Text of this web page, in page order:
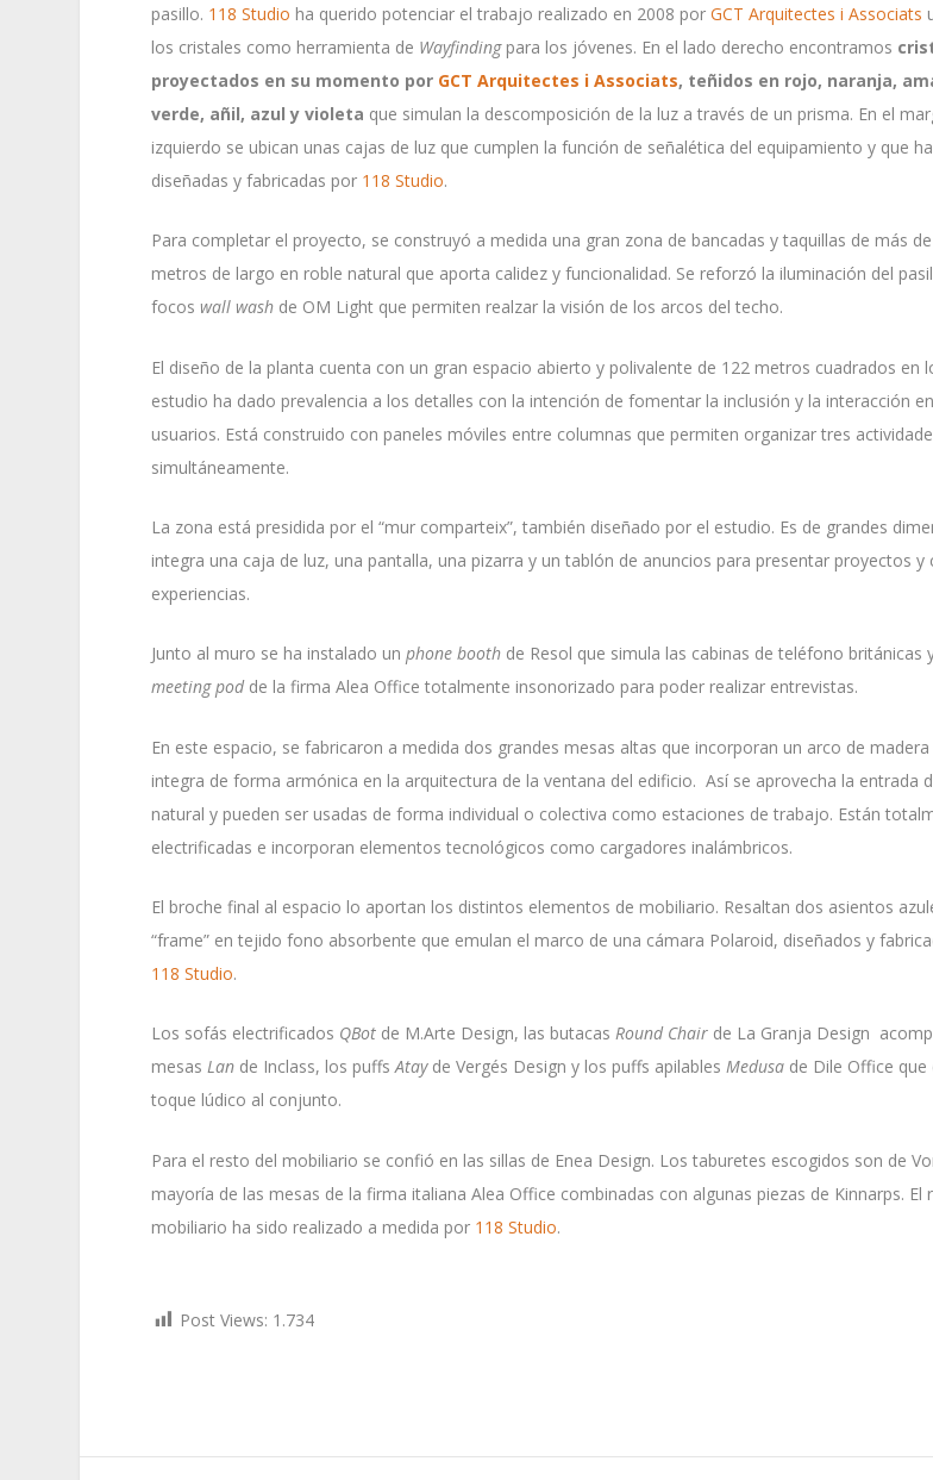
pasillo. 118 Studio ha querido potenciar el trabajo realizado en 2008 porGCT Arquitectes i Associats
los cristales como herramienta de Wayfindingpara los jóvenes. En el lado derecho encontramos
proyectados en su momento por GCT Arquitectes i Associats, teñidos en rojo, naranja,
verde, añil, azul y violeta que simulan la descomposición de la luz a través de un prisma. En el
izquierdo se ubican unas cajas de luz que cumplen la función de señalética del equipamiento y que
diseñadas y fabricadas por 118 Studio.
Para completar el proyecto, se construyó a medida una gran zona de bancadas y taquillas de más
metros de largo en roble natural que aporta calidez y funcionalidad. Se reforzó la iluminación del
focoswall wash de OM Light que permiten realzar la visión de los arcos del techo.
El diseño de la planta cuenta con un gran espacio abierto y polivalente de 122 metros cuadrados en
estudio ha dado prevalencia a los detalles con la intención de fomentar la inclusión y la interacción
usuarios. Está construido con paneles móviles entre columnas que permiten organizar tres
simultáneamente.
La zona está presidida por el “mur comparteix”, también diseñado por el estudio. Es de grandes
integra una caja de luz, una pantalla, una pizarra y un tablón de anuncios para presentar proyectos y
experiencias.
Junto al muro se ha instalado unphone booth de Resol que simula las cabinas de teléfono británicas
meeting podde la firma Alea Office totalmente insonorizado para poder realizar entrevistas.
En este espacio, se fabricaron a medida dos grandes mesas altas que incorporan un arco de madera
integra de forma armónica en la arquitectura de la ventana del edificio. Así se aprovecha la entrada
natural y pueden ser usadas de forma individual o colectiva como estaciones de trabajo. Están
electrificadas e incorporan elementos tecnológicos como cargadores inalámbricos.
El broche final al espacio lo aportan los distintos elementos de mobiliario. Resaltan dos asientos
“frame” en tejido fono absorbente que emulan el marco de una cámara Polaroid, diseñados y
118 Studio.
Los sofás electrificados QBot de M.Arte Design, las butacasRound Chair de La Granja Design
mesasLan de Inclass, los puffsAtay de Vergés Design y los puffs apilablesMedusa de Dile Office que
toque lúdico al conjunto.
Para el resto del mobiliario se confió en las sillas de Enea Design. Los taburetes escogidos son de
mayoría de las mesas de la firma italiana Alea Office combinadas con algunas piezas de Kinnarps. El
mobiliario ha sido realizado a medida por 118 Studio.
Post Views: 1.734